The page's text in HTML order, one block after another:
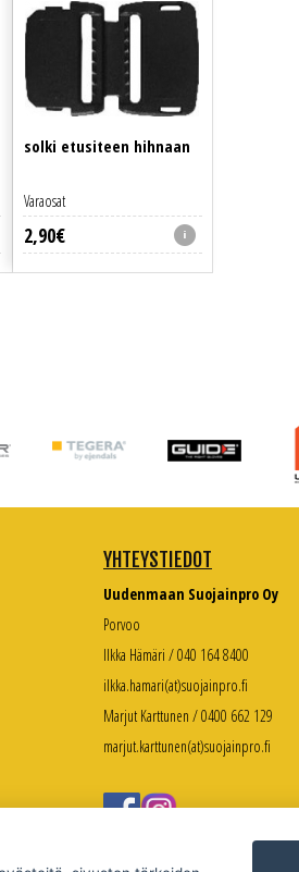
solki etusiteen hihnaan
2,90€
Varaosat
YHTEYSTIEDOT
Uudenmaan Suojainpro Oy
Porvoo
Ilkka Hämäri / 040 164 8400
ilkka.hamari(at)suojainpro.fi
Marjut Karttunen / 0400 662 129
marjut.karttunen(at)suojainpro.fi